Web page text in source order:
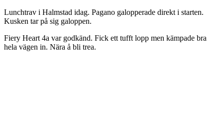
Lunchtrav i Halmstad idag. Pagano galopperade direkt i starten.
Kusken tar på sig galoppen.
Fiery Heart 4a var godkänd. Fick ett tufft lopp men kämpade bra
hela vägen in. Nära å bli trea.